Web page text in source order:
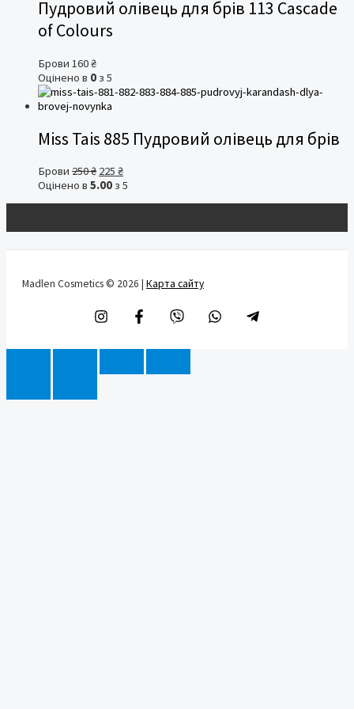
Пудровий олівець для брів 113 Cascade
of Colours
Брови 160₴
Оцінено в 0 з 5
Miss Tais 885 Пудровий олівець для брів
Брови 250₴ Оригінальна
ціна:
225 ₴Поточна
ціна:
Оцінено в 5.00 з 5
Madlen Cosmetics © 2026 | Карта сайту